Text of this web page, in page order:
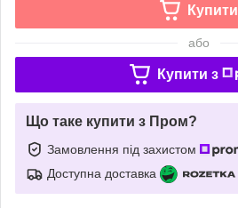
Купити
або
Купити з
Що таке купити з Пром?
Замовлення під захистом
Доступна доставка